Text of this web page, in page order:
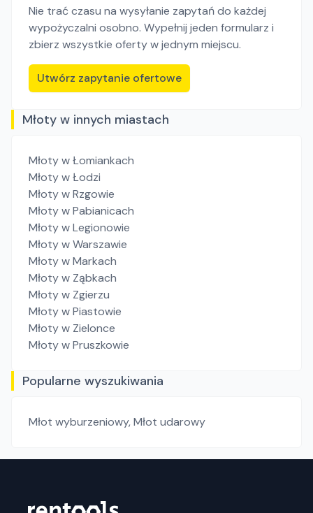
Nie trać czasu na wysyłanie zapytań do każdej
wypożyczalni osobno. Wypełnij jeden formularz i
zbierz wszystkie oferty w jednym miejscu.
Utwórz zapytanie ofertowe
Młoty w innych miastach
Młotyw Łomiankach
Młotyw Łodzi
Młotyw Rzgowie
Młotyw Pabianicach
Młotyw Legionowie
Młotyw Warszawie
Młotyw Markach
Młotyw Ząbkach
Młotyw Zgierzu
Młotyw Piastowie
Młotyw Zielonce
Młotyw Pruszkowie
Popularne wyszukiwania
Młot wyburzeniowy,Młot udarowy